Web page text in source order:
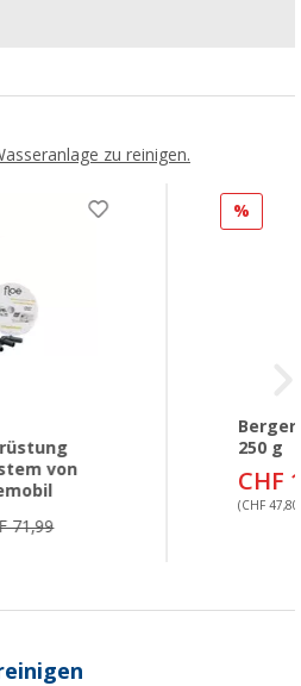
zu reinigen.
von
71,99
%
250 g
CHF
(CHF